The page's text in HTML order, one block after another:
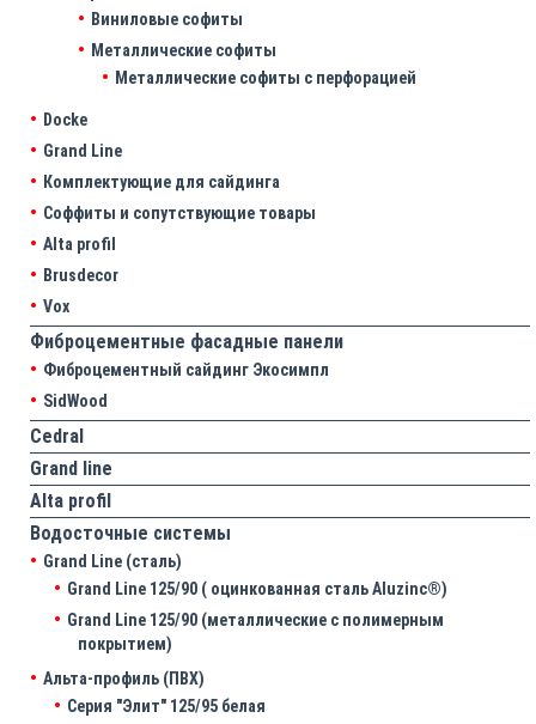
Виниловые софиты
Металлические софиты
Металлические софиты с перфорацией
Docke
Grand Line
Комплектующие для сайдинга
Соффиты и сопутствующие товары
Alta profil
Brusdecor
Vox
Фиброцементные фасадные панели
Фиброцементный сайдинг Экосимпл
SidWood
Cedral
Grand line
Аlta profil
Водосточные системы
Grand Line (сталь)
Grand Line 125/90 ( оцинкованная сталь Aluzinc®)
Grand Line 125/90 (металлические с полимерным
покрытием)
Альта-профиль (ПВХ)
Серия "Элит" 125/95 белая